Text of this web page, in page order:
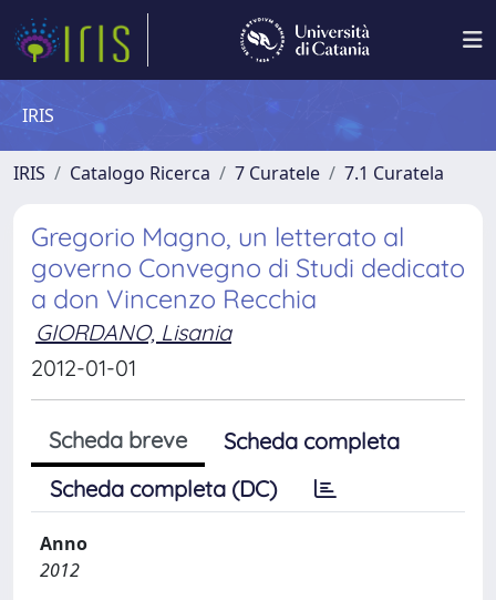
IRIS
IRIS Catalogo Ricerca 7 Curatele 7.1 Curatela
Gregorio Magno, un letterato al
governo Convegno di Studi dedicato
a don Vincenzo Recchia
GIORDANO, Lisania
2012-01-01
Scheda breve
Scheda completa
Scheda completa (DC)
Anno
2012